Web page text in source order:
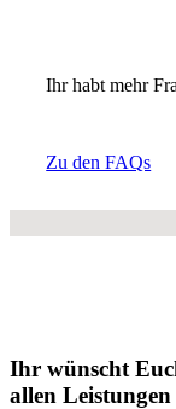
Ihr habt mehr
Zu den FAQs
Ihr wünscht
allen